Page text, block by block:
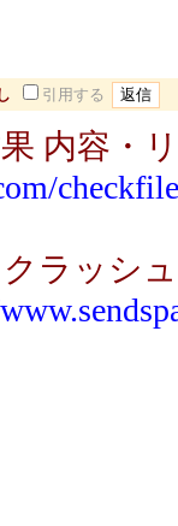
引用する
内容・
ラッシュ